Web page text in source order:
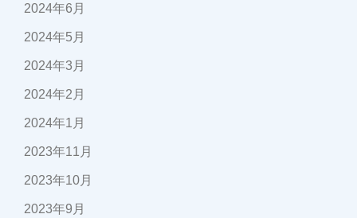
2024年6月
2024年5月
2024年3月
2024年2月
2024年1月
2023年11月
2023年10月
2023年9月